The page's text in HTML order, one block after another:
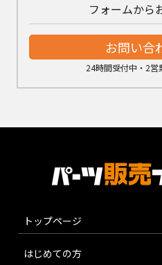
フォームから
お問い合
24時間受付中・2営
トップページ
はじめての方